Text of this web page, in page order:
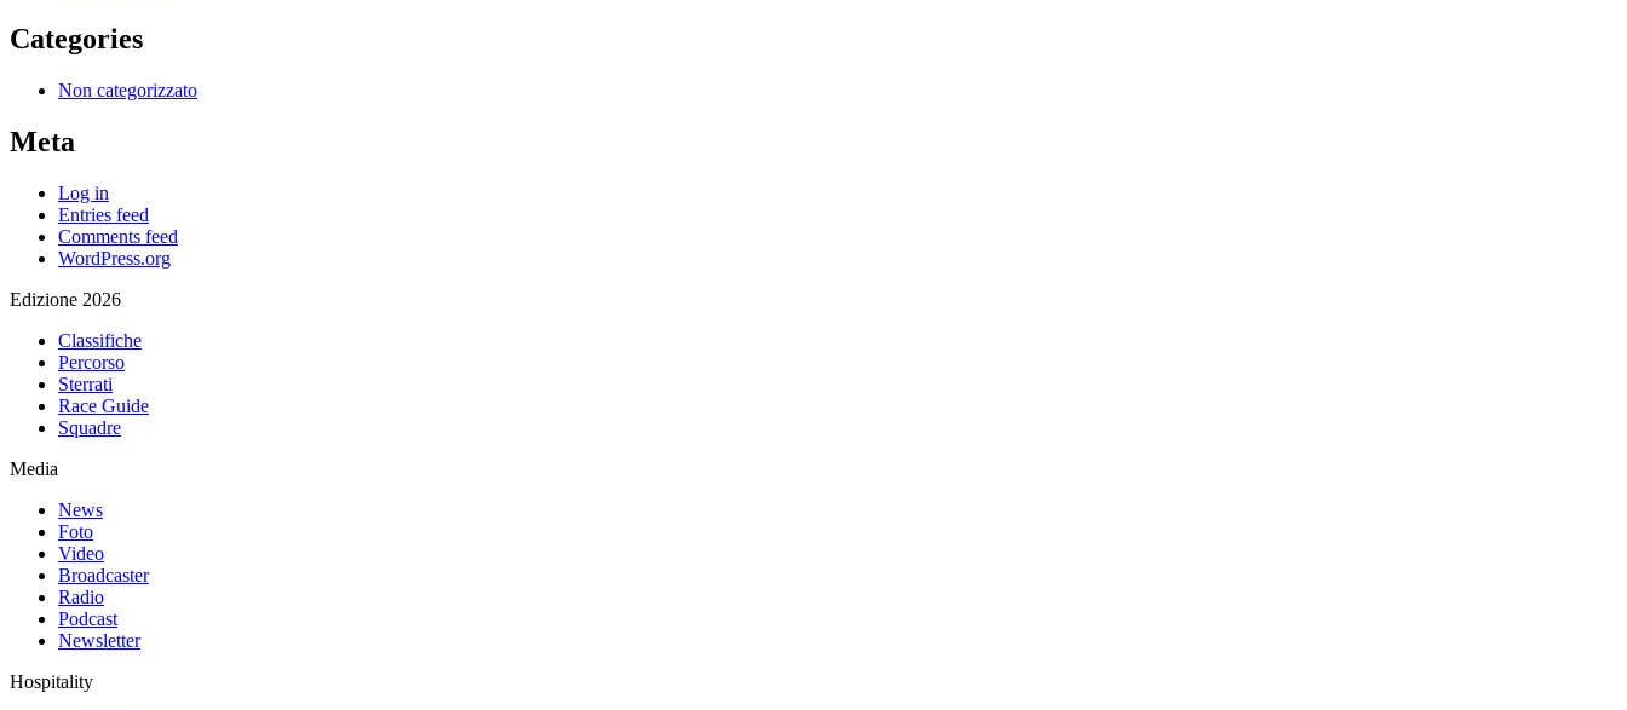
Categories
Non categorizzato
Meta
Log in
Entries feed
Comments feed
WordPress.org
Edizione 2026
Classifiche
Percorso
Sterrati
Race Guide
Squadre
Media
News
Foto
Video
Broadcaster
Radio
Podcast
Newsletter
Hospitality